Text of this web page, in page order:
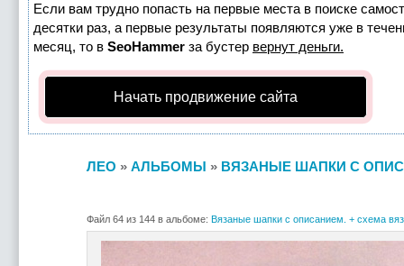
Если вам трудно попасть на первые места в поиске
десятки раз, а первые результаты появляются уже в
месяц, то в SeoHammer за бустер вернут деньги.
Начать продвижение сайта
ЛЕО » АЛЬБОМЫ » ВЯЗАНЫЕ ШАПКИ С
Файл 64 из 144 в альбоме: Вязаные шапки с описанием. + схема